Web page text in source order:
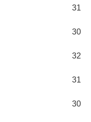
31
30
32
31
30